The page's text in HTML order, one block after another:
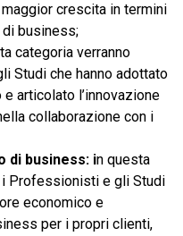
crescita in termini
business;
categoria verranno
Studi che hanno adottato
articolato l’innovazione
collaborazione con i
di business: in questa
Professionisti e gli Studi
economico e
per i propri clienti,